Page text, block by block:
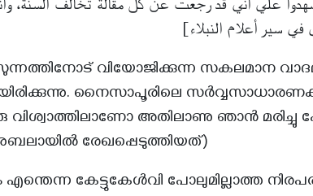
علي أني قد رجعت عن كل مقالة تخالف السنة،
في سير أعلام النبلاء]
വിയോജിക്കുന്ന സകലമാന
നൈസാപൂരിലെ
വിശ്വാത്തിലാണോ അതിലാണു ഞാൻ
രേഖപ്പെടുത്തിയത്)
കേട്ടുകേൾവി പോലുമില്ലാത്ത